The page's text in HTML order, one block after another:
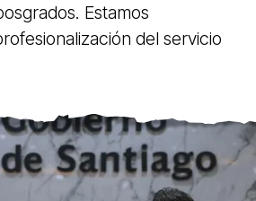
Estamos
del servicio